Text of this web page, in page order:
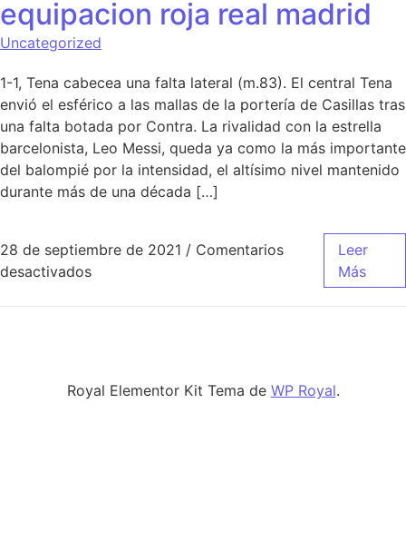
equipacion roja real madrid
Uncategorized
1-1, Tena cabecea una falta lateral (m.83). El central Tena
envió el esférico a las mallas de la portería de Casillas tras
una falta botada por Contra. La rivalidad con la estrella
barcelonista, Leo Messi, queda ya como la más importante
del balompié por la intensidad, el altísimo nivel mantenido
durante más de una década […]
28 de septiembre de 2021 / Comentarios
desactivadosen equipacion roja real madrid
Leer
Más
Royal Elementor Kit Tema de WP Royal.